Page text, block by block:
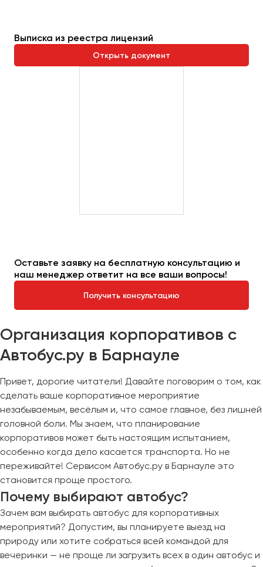
Выписка из реестра лицензий
Открыть документ
Оставьте заявку на бесплатную консультацию и
наш менеджер ответит на все ваши вопросы!
Получить консультацию
Организация корпоративов с
Автобус.ру в Барнауле
Привет, дорогие читатели! Давайте поговорим о том, как
сделать ваше корпоративное мероприятие
незабываемым, весёлым и, что самое главное, без лишней
головной боли. Мы знаем, что планирование
корпоративов может быть настоящим испытанием,
особенно когда дело касается транспорта. Но не
переживайте! Сервисом Автобус.ру в Барнауле это
становится проще простого.
Почему выбирают автобус?
Зачем вам выбирать автобус для корпоративных
мероприятий? Допустим, вы планируете выезд на
природу или хотите собраться всей командой для
вечеринки — не проще ли загрузить всех в один автобус и